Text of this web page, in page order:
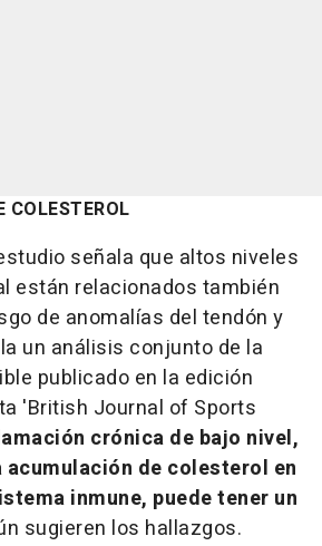
COLESTEROL
señala que altos niveles
están relacionados también
de anomalías del tendón y
un análisis conjunto de la
publicado en la edición
'British Journal of Sports
crónica de bajo nivel,
de colesterol en
inmune, puede tener un
sugieren los hallazgos.